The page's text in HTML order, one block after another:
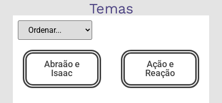
Temas
Abraão e
Isaac
Ação e
Reação